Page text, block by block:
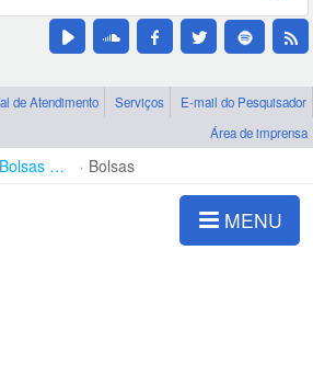
de Atendimento Serviços
E-mail do Pesquisador
Área de imprensa
Bolsas e Auxílios Vigentes Bolsas
MENU